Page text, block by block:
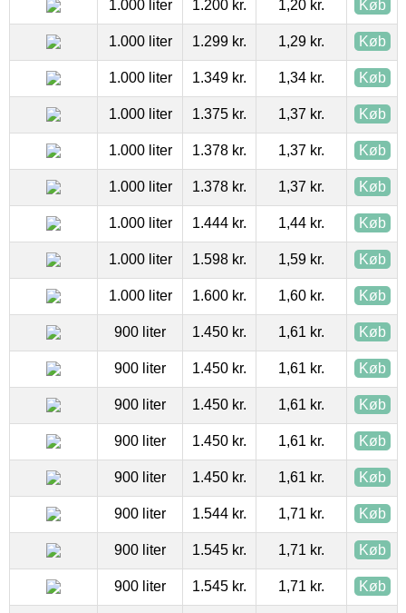
1.000 liter 1.200 kr. 1,20 kr. Køb
1.000 liter 1.299 kr. 1,29 kr. Køb
1.000 liter 1.349 kr. 1,34 kr. Køb
1.000 liter 1.375 kr. 1,37 kr. Køb
1.000 liter 1.378 kr. 1,37 kr. Køb
1.000 liter 1.378 kr. 1,37 kr. Køb
1.000 liter 1.444 kr. 1,44 kr. Køb
1.000 liter 1.598 kr. 1,59 kr. Køb
1.000 liter 1.600 kr. 1,60 kr. Køb
900 liter 1.450 kr. 1,61 kr. Køb
900 liter 1.450 kr. 1,61 kr. Køb
900 liter 1.450 kr. 1,61 kr. Køb
900 liter 1.450 kr. 1,61 kr. Køb
900 liter 1.450 kr. 1,61 kr. Køb
900 liter 1.544 kr. 1,71 kr. Køb
900 liter 1.545 kr. 1,71 kr. Køb
900 liter 1.545 kr. 1,71 kr. Køb